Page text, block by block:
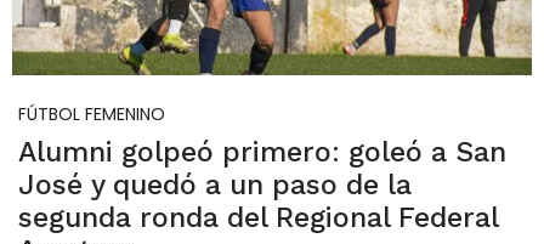
FÚTBOL FEMENINO
Alumni golpeó primero: goleó a San
José y quedó a un paso de la
segunda ronda del Regional Federal